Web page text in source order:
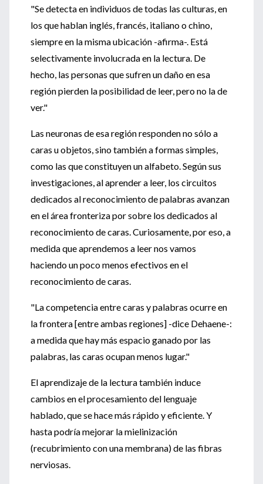
"Se detecta en individuos de todas las culturas, en
los que hablan inglés, francés, italiano o chino,
siempre en la misma ubicación -afirma-. Está
selectivamente involucrada en la lectura. De
hecho, las personas que sufren un daño en esa
región pierden la posibilidad de leer, pero no la de
ver."
Las neuronas de esa región responden no sólo a
caras u objetos, sino también a formas simples,
como las que constituyen un alfabeto. Según sus
investigaciones, al aprender a leer, los circuitos
dedicados al reconocimiento de palabras avanzan
en el área fronteriza por sobre los dedicados al
reconocimiento de caras. Curiosamente, por eso, a
medida que aprendemos a leer nos vamos
haciendo un poco menos efectivos en el
reconocimiento de caras.
"La competencia entre caras y palabras ocurre en
la frontera [entre ambas regiones] -dice Dehaene-:
a medida que hay más espacio ganado por las
palabras, las caras ocupan menos lugar."
El aprendizaje de la lectura también induce
cambios en el procesamiento del lenguaje
hablado, que se hace más rápido y eficiente. Y
hasta podría mejorar la mielinización
(recubrimiento con una membrana) de las fibras
nerviosas.